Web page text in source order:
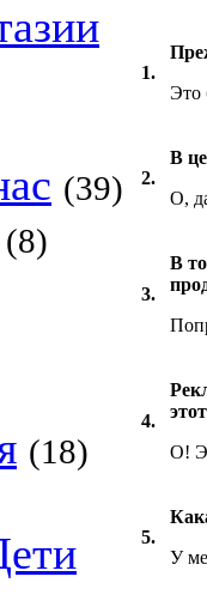
(39)
(8)
(18)
1.
Это
2.
В
О,
3.
В
4.
О!
5.
У